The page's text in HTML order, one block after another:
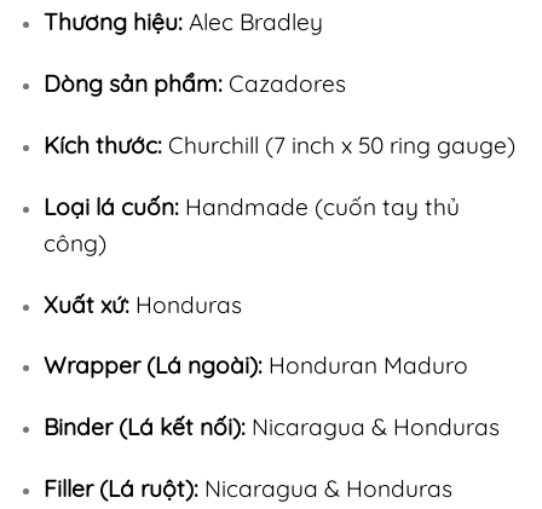
Thương hiệu:Alec Bradley
Dòng sản phẩm:Cazadores
Kích thước:Churchill (7 inch x 50 ring gauge)
Loại lá cuốn:Handmade (cuốn tay thủ
công)
Xuất xứ:Honduras
Wrapper (Lá ngoài):Honduran Maduro
Binder (Lá kết nối):Nicaragua & Honduras
Filler (Lá ruột):Nicaragua & Honduras